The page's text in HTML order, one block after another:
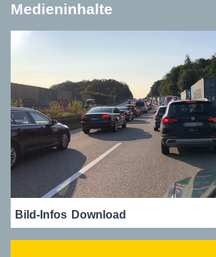
Medieninhalte
Bild-Infos Download